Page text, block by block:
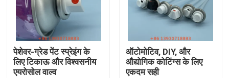
हमारे बारे में
कारखाना भ्रमण
पेशेवर-ग्रेड पेंट स्प्रेइंग के
लिए टिकाऊ और विश्वसनीय
एयरोसोल वाल्व
ऑटोमोटिव, DIY, और
औद्योगिक कोटिंग्स के लिए
एकदम सही